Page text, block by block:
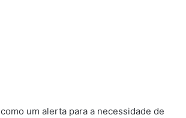
um alerta para a necessidade de